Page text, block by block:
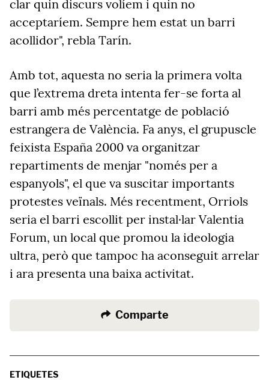
clar quin discurs volíem i quin no
acceptaríem. Sempre hem estat un barri
acollidor", rebla Tarín.
Amb tot, aquesta no seria la primera volta
que l’extrema dreta intenta fer-se forta al
barri amb més percentatge de població
estrangera de València. Fa anys, el grupuscle
feixista España 2000 va organitzar
repartiments de menjar "només per a
espanyols", el que va suscitar importants
protestes veïnals. Més recentment, Orriols
seria el barri escollit per instal·lar Valentia
Forum, un local que promou la ideologia
ultra, però que tampoc ha aconseguit arrelar
i ara presenta una baixa activitat.
Comparte
ETIQUETES